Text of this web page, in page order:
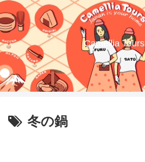
Camellia Tours
冬の鍋